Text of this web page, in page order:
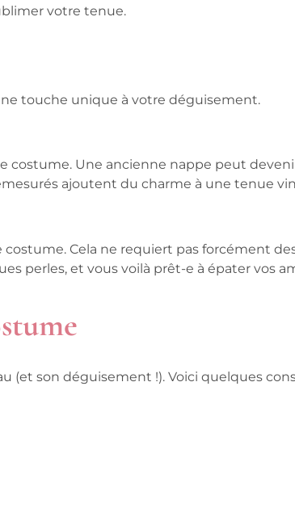
votre tenue.
touche unique à votre déguisement.
costume. Une ancienne nappe peut
ajoutent du charme à une tenue
costume. Cela ne requiert pas forcément
perles, et vous voilà prêt-e à épater vos
(et son déguisement !). Voici quelques